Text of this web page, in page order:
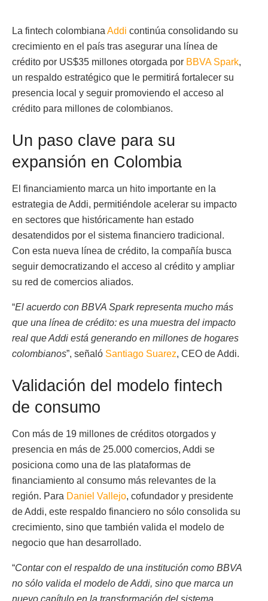
La fintech colombiana Addi continúa consolidando su
crecimiento en el país tras asegurar una línea de
crédito por US$35 millones otorgada por BBVA Spark,
un respaldo estratégico que le permitirá fortalecer su
presencia local y seguir promoviendo el acceso al
crédito para millones de colombianos.
Un paso clave para su
expansión en Colombia
El financiamiento marca un hito importante en la
estrategia de Addi, permitiéndole acelerar su impacto
en sectores que históricamente han estado
desatendidos por el sistema financiero tradicional.
Con esta nueva línea de crédito, la compañía busca
seguir democratizando el acceso al crédito y ampliar
su red de comercios aliados.
“El acuerdo con BBVA Spark representa mucho más
que una línea de crédito: es una muestra del impacto
real que Addi está generando en millones de hogares
colombianos”, señaló Santiago Suarez, CEO de Addi.
Validación del modelo fintech
de consumo
Con más de 19 millones de créditos otorgados y
presencia en más de 25.000 comercios, Addi se
posiciona como una de las plataformas de
financiamiento al consumo más relevantes de la
región. Para Daniel Vallejo, cofundador y presidente
de Addi, este respaldo financiero no sólo consolida su
crecimiento, sino que también valida el modelo de
negocio que han desarrollado.
“Contar con el respaldo de una institución como BBVA
no sólo valida el modelo de Addi, sino que marca un
nuevo capítulo en la transformación del sistema